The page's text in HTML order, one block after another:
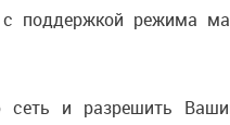
поддержкой режима
сеть и разрешить